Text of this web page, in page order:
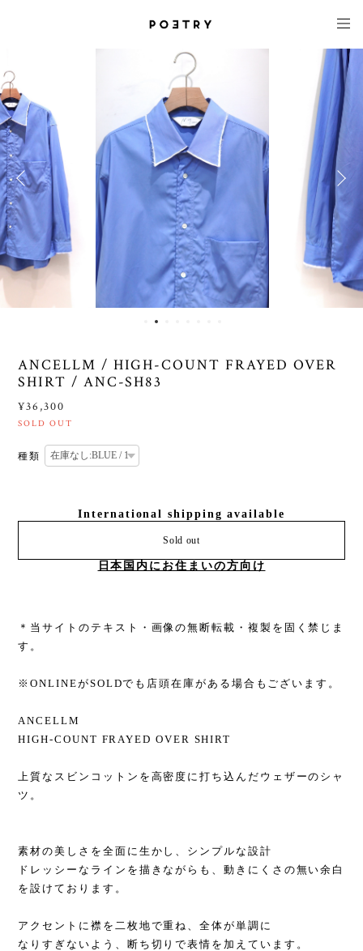
ANCELLM / HIGH-COUNT FRAYED OVER
SHIRT / ANC-SH83
¥36,300
SOLD OUT
種類
International shipping available
Sold out
日本国内にお住まいの方向け
＊当サイトのテキスト・画像の無断転載・複製を固く禁じま
す。
※ONLINEがSOLDでも店頭在庫がある場合もございます。
ANCELLM
HIGH-COUNT FRAYED OVER SHIRT
上質なスビンコットンを高密度に打ち込んだウェザーのシャ
ツ。
素材の美しさを全面に生かし、シンプルな設計
ドレッシーなラインを描きながらも、動きにくさの無い余白
を設けております。
アクセントに襟を二枚地で重ね、全体が単調に
なりすぎないよう、断ち切りで表情を加えています。